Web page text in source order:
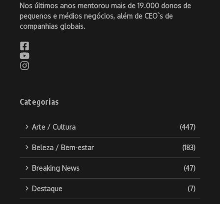
Nos últimos anos mentorou mais de 19.000 donos de
pequenos e médios negócios, além de CEO`s de
companhias globais.
Categorias
Arte / Cultura (447)
Beleza / Bem-estar (183)
Breaking News (47)
Destaque (7)